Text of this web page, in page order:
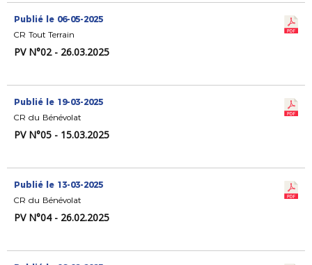
Publié le 06-05-2025
CR Tout Terrain
PV N°02 - 26.03.2025
Publié le 19-03-2025
CR du Bénévolat
PV N°05 - 15.03.2025
Publié le 13-03-2025
CR du Bénévolat
PV N°04 - 26.02.2025